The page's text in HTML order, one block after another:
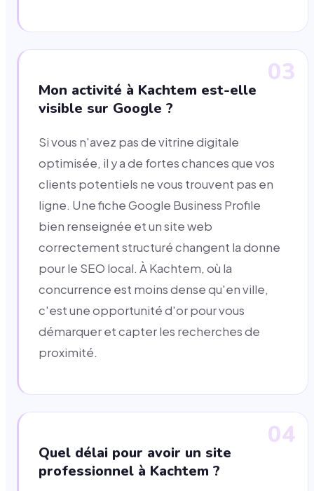
03
Mon activité à Kachtem est-elle
visible sur Google ?
Si vous n'avez pas de vitrine digitale
optimisée, il y a de fortes chances que vos
clients potentiels ne vous trouvent pas en
ligne. Une fiche Google Business Profile
bien renseignée et un site web
correctement structuré changent la donne
pour le SEO local. À Kachtem, où la
concurrence est moins dense qu'en ville,
c'est une opportunité d'or pour vous
démarquer et capter les recherches de
proximité.
04
Quel délai pour avoir un site
professionnel à Kachtem ?